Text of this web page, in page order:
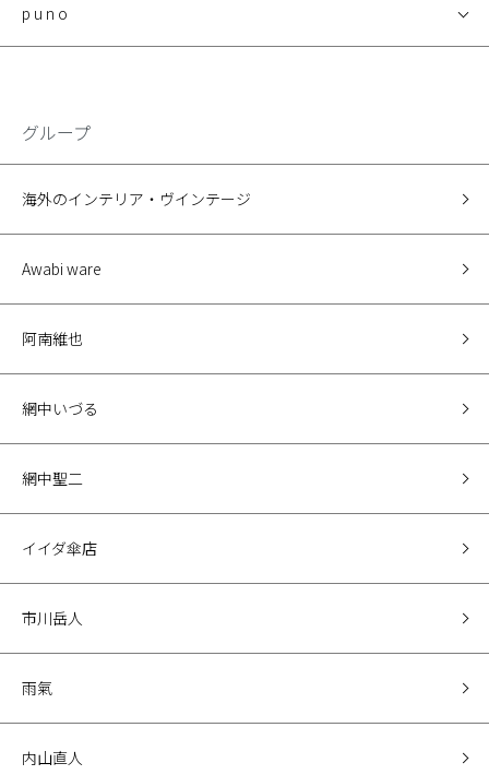
p u n o
グループ
海外のインテリア・ヴインテージ
Awabi ware
阿南維也
網中いづる
網中聖二
イイダ傘店
市川岳人
雨氣
内山直人